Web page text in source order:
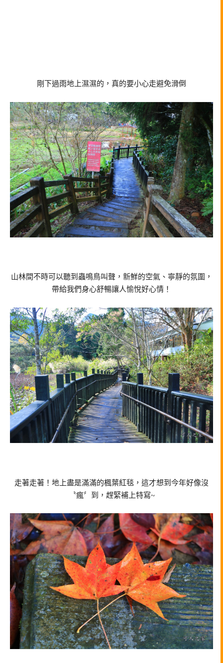
剛下過雨地上濕濕的，真的要小心走避免滑倒
山林間不時可以聽到蟲鳴鳥叫聲，新鮮的空氣、寧靜的氛圍，
帶給我們身心舒暢讓人愉悅好心情！
走著走著！地上盡是滿滿的楓葉紅毯，這才想到今年好像沒
〝瘋〞到，趕緊補上特寫~